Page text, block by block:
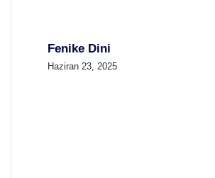
Fenike Dini
Haziran 23, 2025